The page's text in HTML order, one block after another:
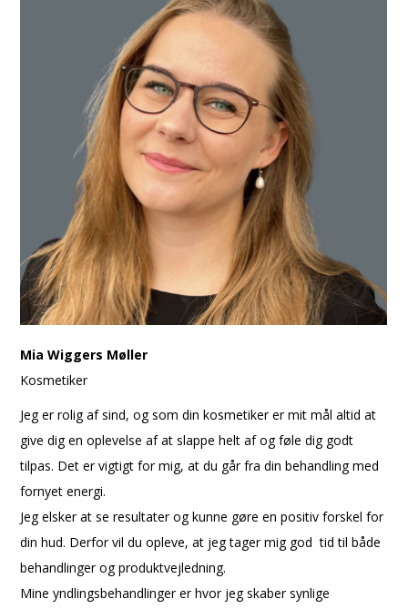
Mia Wiggers Møller
Kosmetiker
Jeg er rolig af sind, og som din kosmetiker er mit mål altid at
give dig en oplevelse af at slappe helt af og føle dig godt
tilpas. Det er vigtigt for mig, at du går fra din behandling med
fornyet energi.
Jeg elsker at se resultater og kunne gøre en positiv forskel for
din hud. Derfor vil du opleve, at jeg tager mig god tid til både
behandlinger og produktvejledning.
Mine yndlingsbehandlinger er hvor jeg skaber synlige